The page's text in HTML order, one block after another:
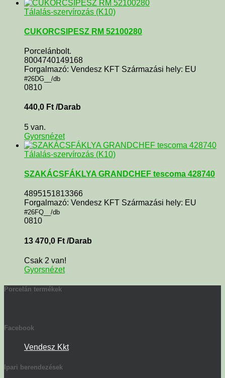
Tálalás-szervírozás (K10)
CUKORCSIPESZ RM 52100280
Porcelánbolt.
8004740149168
Forgalmazó: Vendesz KFT Származási hely: EU
#26DG__/db
0810
440,0 Ft /Darab
5 van.
Gyorsnézet
Tálalás-szervírozás (K10)
SZAKÁCSFÁKLYA GRANDCHEF tescoma 428740
4895151813366
Forgalmazó: Vendesz KFT Származási hely: EU
#26FQ__/db
0810
13 470,0 Ft /Darab
Csak 2 van!
Gyorsnézet
Porcelán termékek
Facebook
Vendesz Kkt
Ipari berendezések